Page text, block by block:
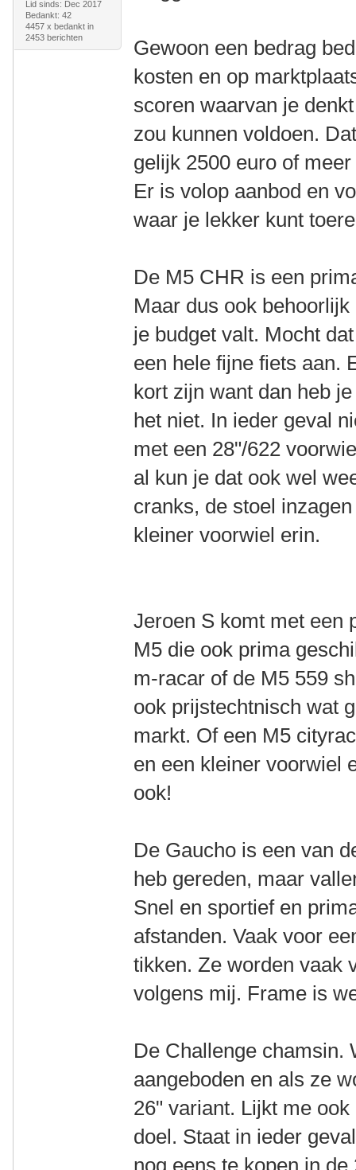
Lid sinds: Dec 2017
Bedankt: 42
4457 x bedankt in
2453 berichten
Gewoon een bedrag
kosten en op
scoren waarvan je
zou kunnen voldoen.
gelijk 2500 euro of
Er is volop aanbod en
waar je lekker kunt
De M5 CHR is een
Maar dus ook
je budget valt. Mocht
een hele fijne fiets aan.
kort zijn want dan heb
het niet. In ieder geval
met een 28"/622
al kun je dat ook wel
cranks, de stoel
kleiner voorwiel erin.
Jeroen S komt met een
M5 die ook prima
m-racar of de M5 559
ook prijstechtnisch wat
markt. Of een M5
en een kleiner voorwiel
ook!
De Gaucho is een van
heb gereden, maar
Snel en sportief en
afstanden. Vaak voor
tikken. Ze worden vaak
volgens mij. Frame is
De Challenge chamsin.
aangeboden en als ze
26" variant. Lijkt me
doel. Staat in ieder
nog eens te kopen in de